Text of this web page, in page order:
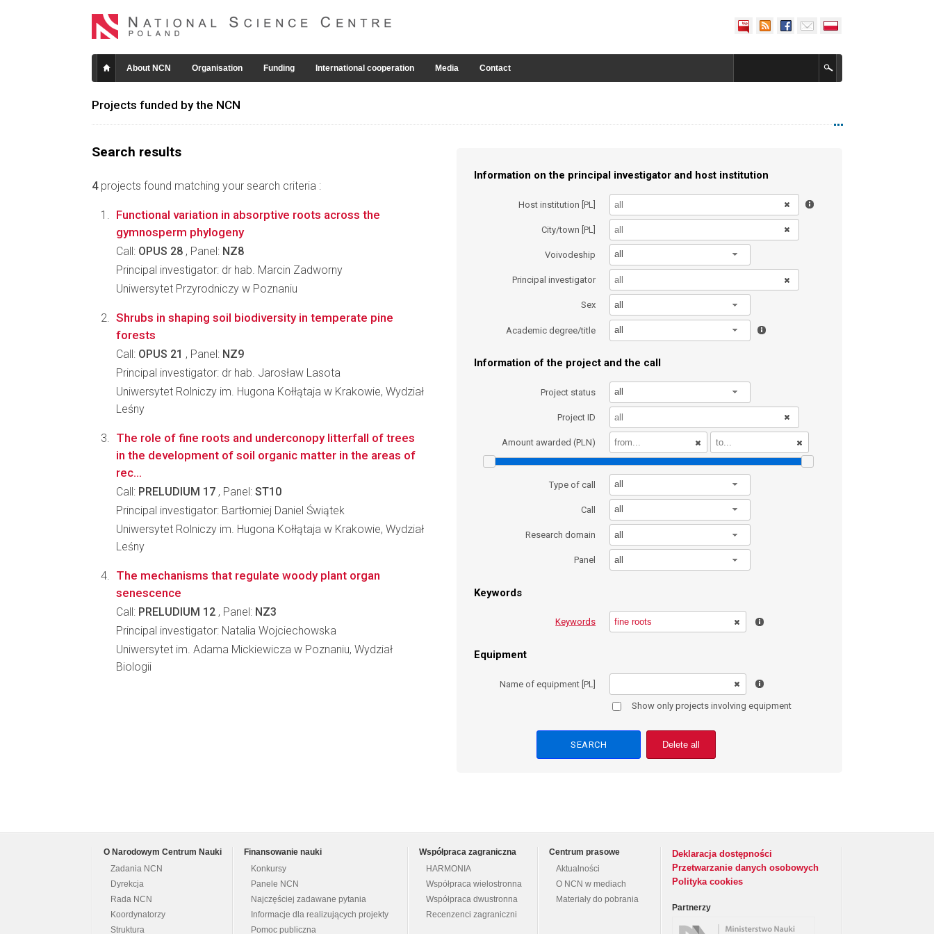
About NCN Organisation Funding International cooperation Media Contact
Projects funded by the NCN
Search results
4projects found matching your search criteria :
Information on the principal investigator and host institution
Host institution [PL]
City/town [PL]
Voivodeship all
Principal investigator
Sex all
Academic degree/title all
Information of the project and the call
Project status all
Project ID
Amount awarded (PLN)
Type of call all
Call all
Research domain all
Panel all
Keywords
Keywords
Equipment
Name of equipment [PL]
Show only projects involving equipment
Delete all
Functional variation in absorptive roots across the
gymnosperm phylogeny
Call: OPUS 28 , Panel: NZ8
Principal investigator: dr hab. Marcin Zadworny
Uniwersytet Przyrodniczy w Poznaniu
Shrubs in shaping soil biodiversity in temperate pine
forests
Call: OPUS 21 , Panel: NZ9
Principal investigator: dr hab. Jarosław Lasota
Uniwersytet Rolniczy im. Hugona Kołłątaja w Krakowie, Wydział
Leśny
The role of fine roots and underconopy litterfall of trees
in the development of soil organic matter in the areas of
rec...
Call: PRELUDIUM 17 , Panel: ST10
Principal investigator: Bartłomiej Daniel Świątek
Uniwersytet Rolniczy im. Hugona Kołłątaja w Krakowie, Wydział
Leśny
The mechanisms that regulate woody plant organ
senescence
Call: PRELUDIUM 12 , Panel: NZ3
Principal investigator: Natalia Wojciechowska
Uniwersytet im. Adama Mickiewicza w Poznaniu, Wydział
Biologii
O Narodowym Centrum Nauki
Zadania NCN
Dyrekcja
Rada NCN
Koordynatorzy
Struktura
Finansowanie nauki
Konkursy
Panele NCN
Najczęściej zadawane pytania
Informacje dla realizujących projekty
Pomoc publiczna
Współpraca zagraniczna
HARMONIA
Współpraca wielostronna
Współpraca dwustronna
Recenzenci zagraniczni
Centrum prasowe
Aktualności
O NCN w mediach
Materiały do pobrania
Deklaracja dostępności
Przetwarzanie danych osobowych
Polityka cookies
Partnerzy